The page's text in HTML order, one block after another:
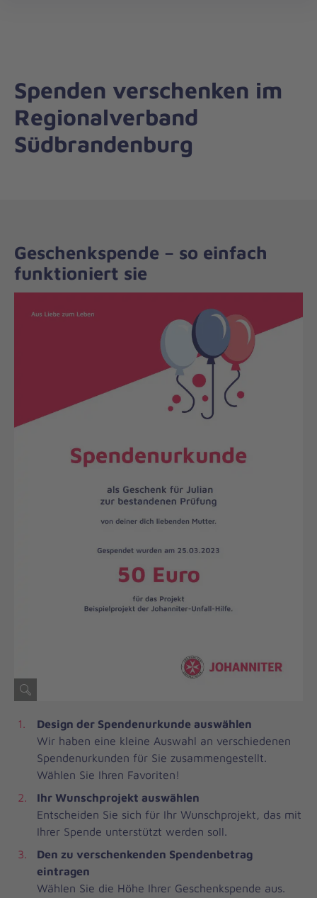
Spenden verschenken im
Regionalverband
Südbrandenburg
Geschenkspende – so einfach
funktioniert sie
Design der Spendenurkunde auswählen
Wir haben eine kleine Auswahl an verschiedenen
Spendenurkunden für Sie zusammengestellt.
Wählen Sie Ihren Favoriten!
Ihr Wunschprojekt auswählen
Entscheiden Sie sich für Ihr Wunschprojekt, das mit
Ihrer Spende unterstützt werden soll.
Den zu verschenkenden Spendenbetrag
eintragen
Wählen Sie die Höhe Ihrer Geschenkspende aus.